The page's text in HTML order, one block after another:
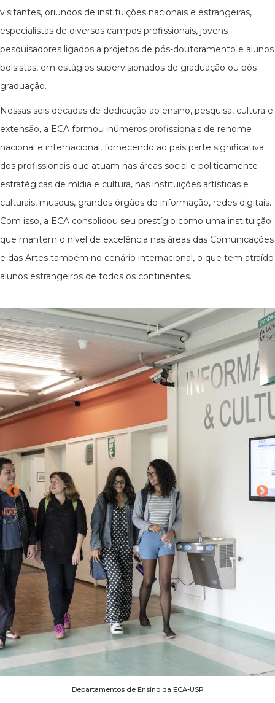
visitantes, oriundos de instituições nacionais e estrangeiras,
especialistas de diversos campos profissionais, jovens
pesquisadores ligados a projetos de pós-doutoramento e alunos
bolsistas, em estágios supervisionados de graduação ou pós
graduação.
Nessas seis décadas de dedicação ao ensino, pesquisa, cultura e
extensão, a ECA formou inúmeros profissionais de renome
nacional e internacional, fornecendo ao país parte significativa
dos profissionais que atuam nas áreas social e politicamente
estratégicas de mídia e cultura, nas instituições artísticas e
culturais, museus, grandes órgãos de informação, redes digitais.
Com isso, a ECA consolidou seu prestígio como uma instituição
que mantém o nível de excelência nas áreas das Comunicações
e das Artes também no cenário internacional, o que tem atraído
alunos estrangeiros de todos os continentes.
Departamentos de Ensino da ECA-USP